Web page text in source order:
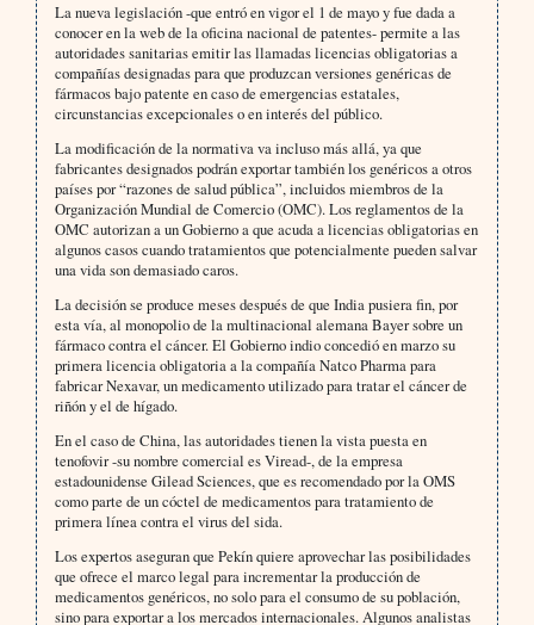
La nueva legislación -que entró en vigor el 1 de mayo y fue dada a
conocer en la web de la oficina nacional de patentes- permite a las
autoridades sanitarias emitir las llamadas licencias obligatorias a
compañías designadas para que produzcan versiones genéricas de
fármacos bajo patente en caso de emergencias estatales,
circunstancias excepcionales o en interés del público.
La modificación de la normativa va incluso más allá, ya que
fabricantes designados podrán exportar también los genéricos a otros
países por “razones de salud pública”, incluidos miembros de la
Organización Mundial de Comercio (OMC). Los reglamentos de la
OMC autorizan a un Gobierno a que acuda a licencias obligatorias en
algunos casos cuando tratamientos que potencialmente pueden salvar
una vida son demasiado caros.
La decisión se produce meses después de que India pusiera fin, por
esta vía, al monopolio de la multinacional alemana Bayer sobre un
fármaco contra el cáncer. El Gobierno indio concedió en marzo su
primera licencia obligatoria a la compañía Natco Pharma para
fabricar Nexavar, un medicamento utilizado para tratar el cáncer de
riñón y el de hígado.
En el caso de China, las autoridades tienen la vista puesta en
tenofovir -su nombre comercial es Viread-, de la empresa
estadounidense Gilead Sciences, que es recomendado por la OMS
como parte de un cóctel de medicamentos para tratamiento de
primera línea contra el virus del sida.
Los expertos aseguran que Pekín quiere aprovechar las posibilidades
que ofrece el marco legal para incrementar la producción de
medicamentos genéricos, no solo para el consumo de su población,
sino para exportar a los mercados internacionales. Algunos analistas